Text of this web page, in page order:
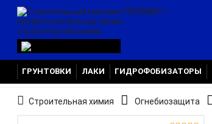
ГРУНТОВКИ ЛАКИ ГИДРОФОБИЗАТОРЫ
Строительная химия Огнебиозащита